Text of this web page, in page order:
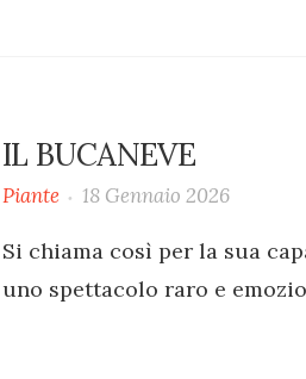
IL BUCANEVE
Piante 18 Gennaio 2026
Si chiama così per la sua
uno spettacolo raro e